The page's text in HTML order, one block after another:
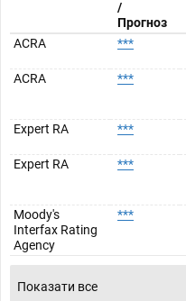
/
Прогноз
ACRA ***
ACRA ***
Expert RA ***
Expert RA ***
Moody's
Interfax Rating
Agency
***
Показати все